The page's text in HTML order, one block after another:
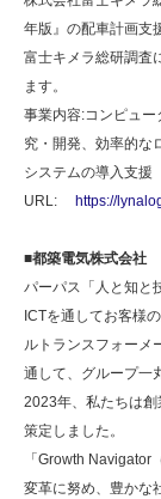
年版』の配車計画支
富士キメラ総研調査
ます。
事業内容:コンピュ
究・開発、効率的な
システムの導入支援
URL:
https://
■都築電気株式会社
パーパス「人と知と
ICTを通してお客様
ルトランスフォーメ
通して、グループ一
2023年、私たちは
策定しました。
「Growth
変革に努め、豊かな